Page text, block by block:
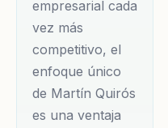
empresarial cada
vez más
competitivo, el
enfoque único
de Martín Quirós
es una ventaja